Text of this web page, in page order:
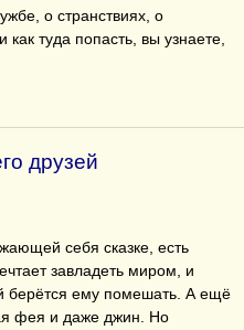
о странствиях, о
туда попасть, вы узнаете,
друзей
себя сказке, есть
завладеть миром, и
берётся ему помешать. А ещё
фея и даже джин. Но